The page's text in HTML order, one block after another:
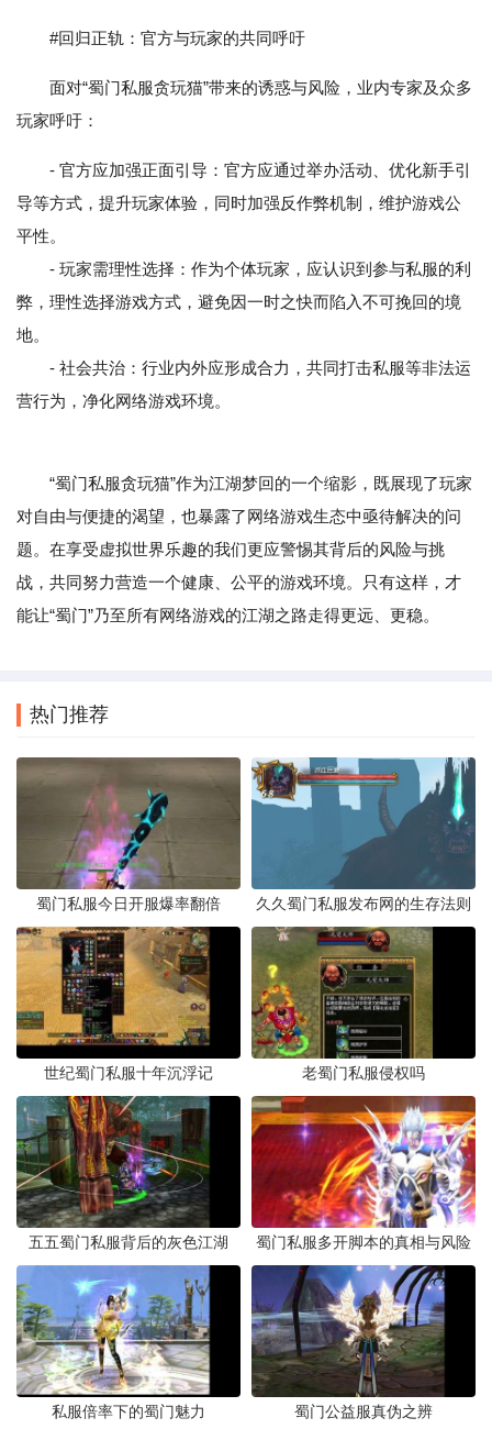
#回归正轨：官方与玩家的共同呼吁
面对“蜀门私服贪玩猫”带来的诱惑与风险，业内专家及众多
玩家呼吁：
- 官方应加强正面引导：官方应通过举办活动、优化新手引
导等方式，提升玩家体验，同时加强反作弊机制，维护游戏公
平性。
- 玩家需理性选择：作为个体玩家，应认识到参与私服的利
弊，理性选择游戏方式，避免因一时之快而陷入不可挽回的境
地。
- 社会共治：行业内外应形成合力，共同打击私服等非法运
营行为，净化网络游戏环境。
“蜀门私服贪玩猫”作为江湖梦回的一个缩影，既展现了玩家
对自由与便捷的渴望，也暴露了网络游戏生态中亟待解决的问
题。在享受虚拟世界乐趣的我们更应警惕其背后的风险与挑
战，共同努力营造一个健康、公平的游戏环境。只有这样，才
能让“蜀门”乃至所有网络游戏的江湖之路走得更远、更稳。
热门推荐
蜀门私服今日开服爆率翻倍 久久蜀门私服发布网的生存法则
世纪蜀门私服十年沉浮记 老蜀门私服侵权吗
五五蜀门私服背后的灰色江湖 蜀门私服多开脚本的真相与风险
私服倍率下的蜀门魅力 蜀门公益服真伪之辨